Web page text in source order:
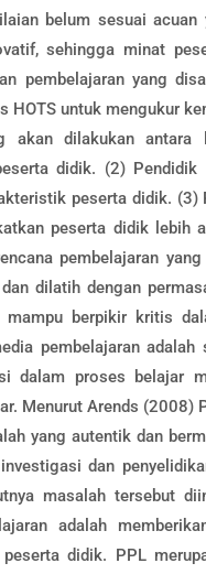
belum sesuai
sehingga minat
pembelajaran yang
HOTS untuk mengukur
akan dilakukan
didik. (2) Pendidik
peserta didik.
peserta didik lebih
pembelajaran
dilatih dengan
berpikir kritis
pembelajaran
dalam proses belajar
Menurut Arends (2008)
yang autentik dan
dan
masalah tersebut
adalah
didik. PPL